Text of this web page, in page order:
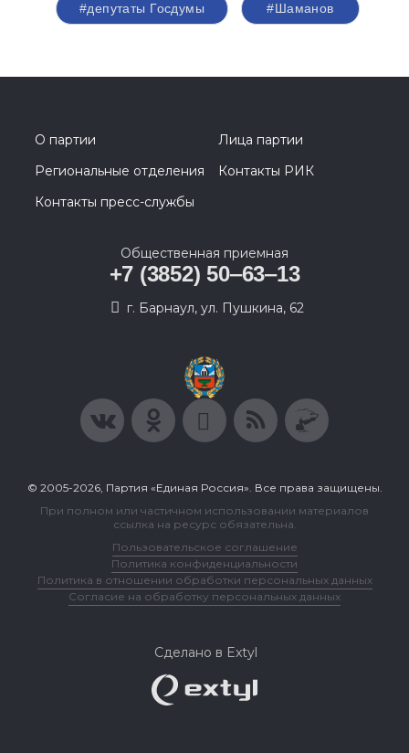
#депутаты Госдумы #Шаманов
О партии
Лица партии
Региональные отделения
Контакты РИК
Контакты пресс-службы
Общественная приемная
+7 (3852) 50‒63‒13
г. Барнаул, ул. Пушкина, 62
© 2005-2026, Партия «Единая Россия». Все права защищены.
При полном или частичном использовании материалов
ссылка на ресурс обязательна.
Пользовательское соглашение
Политика конфиденциальности
Политика в отношении обработки персональных данных
Согласие на обработку персональных данных
Сделано в Extyl